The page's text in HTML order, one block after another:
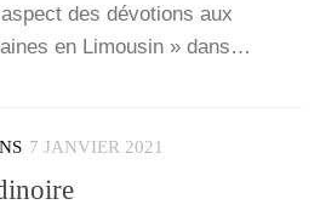
des dévo­tions aux
en Limou­sin » dans…
7 JANVIER 2021